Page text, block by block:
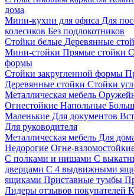
дома
Мини-кухни для офиса Для
колесиков Без подлокотников
Стойки белые Деревянные
Мини-стойки Прямые стойки
формы
Стойки закругленной формы
Деревянные стойки Стойки
Металлическая мебель
Огнестойкие Напольные
Маленькие Для документов
Для руководителя
Металлическая мебель Для
Недорогие Огне-
С полками и нишами С
дверцами С 4 выдвижными
ящиками Приставные тумбы
Лидеры отзывов покупателей